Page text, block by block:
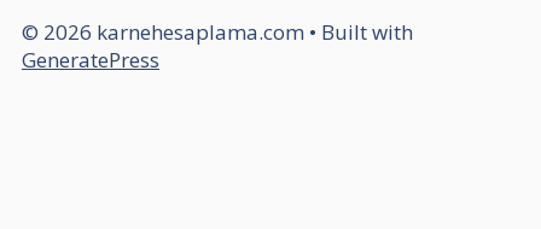
© 2026 karnehesaplama.com • Built with
GeneratePress